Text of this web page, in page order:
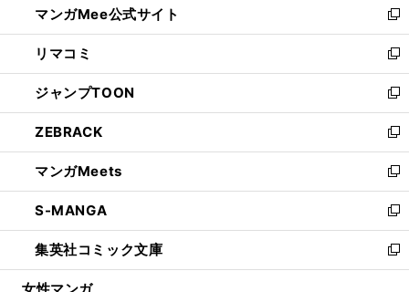
く
ド
ウ
で
開
く
ィ
ン
ド
ウ
で
開
く
い
ウ
ィ
ン
ド
ウ
で
開
く
マンガMee公式サイト
新
し
い
ウ
ィ
ン
ド
ウ
で
開
く
リマコミ
新
し
い
ウ
ィ
ン
ド
ウ
で
開
く
ジャンプTOON
新
し
い
ウ
ィ
ン
ド
ウ
で
開
ZEBRACK
新
し
い
ウ
ィ
ン
ド
ウ
マンガMeets
新
し
い
ウ
ィ
ン
S-MANGA
新
し
い
ウ
集英社コミック文庫
新
し